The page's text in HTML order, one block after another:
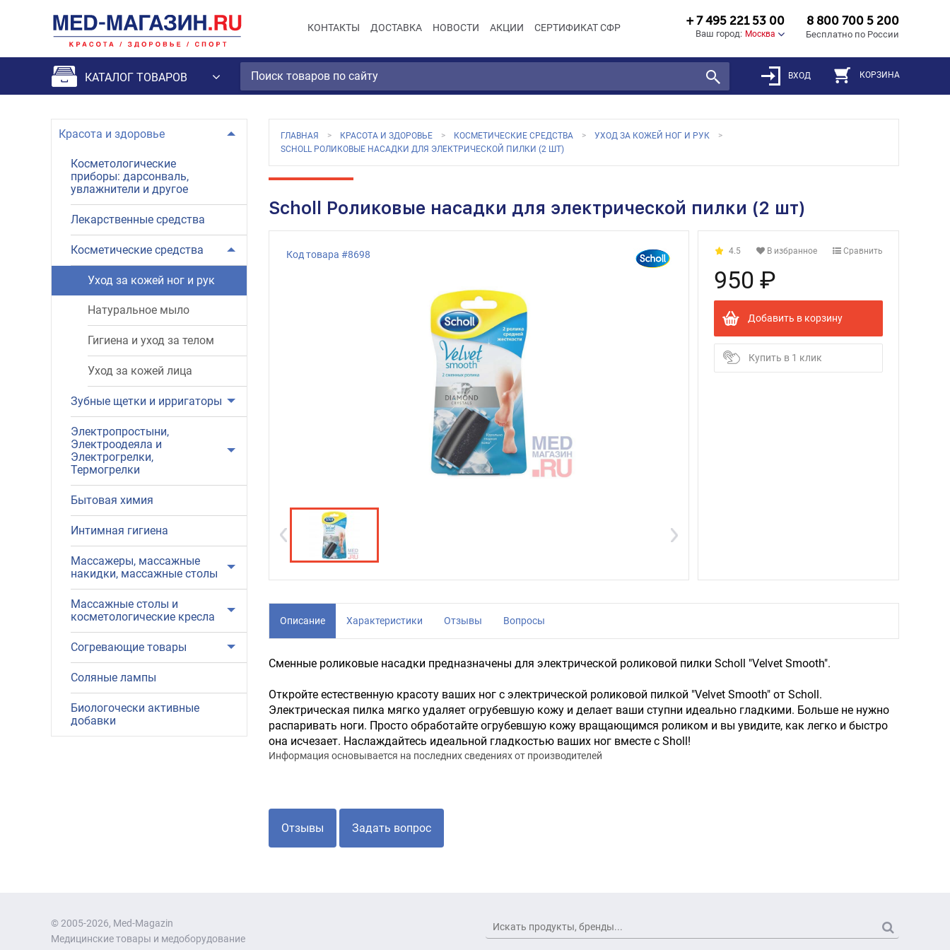
КОНТАКТЫ ДОСТАВКА НОВОСТИ АКЦИИ СЕРТИФИКАТ СФР
+ 7 495 221 53 00
Ваш город: Москва
8 800 700 5 200
Бесплатно по России
КАТАЛОГ ТОВАРОВ ВХОД КОРЗИНА
Красота и здоровье
Косметологические
приборы: дарсонваль,
увлажнители и другое
Лекарственные средства
Косметические средства
Уход за кожей ног и рук
Натуральное мыло
Гигиена и уход за телом
Уход за кожей лица
Зубные щетки и ирригаторы
Электропростыни,
Электроодеяла и
Электрогрелки,
Термогрелки
Бытовая химия
Интимная гигиена
Массажеры, массажные
накидки, массажные столы
Массажные столы и
косметологические кресла
Согревающие товары
Соляные лампы
Биологочески активные
добавки
ГЛАВНАЯ КРАСОТА И ЗДОРОВЬЕ КОСМЕТИЧЕСКИЕ СРЕДСТВА
УХОД ЗА КОЖЕЙ НОГ И РУК
SCHOLL РОЛИКОВЫЕ НАСАДКИ ДЛЯ ЭЛЕКТРИЧЕСКОЙ ПИЛКИ (2 ШТ)
Scholl Роликовые насадки для электрической пилки (2 шт)
Код товара #8698 4.5 В избранное Сравнить
950 ₽
Добавить в корзину
Купить в 1 клик
Описание Характеристики Отзывы Вопросы
Сменные роликовые насадки предназначены для электрической роликовой пилки Sсholl "Velvet Smooth".
Откройте естественную красоту ваших ног с электрической роликовой пилкой "Velvet Smooth" от Sсholl.
Электрическая пилка мягко удаляет огрубевшую кожу и делает ваши ступни идеально гладкими. Больше не нужно
распаривать ноги. Просто обработайте огрубевшую кожу вращающимся роликом и вы увидите, как легко и быстро
она исчезает. Наслаждайтесь идеальной гладкостью ваших ног вместе с Sholl!
Информация основывается на последних сведениях от производителей
Отзывы Задать вопрос
© 2005-2026, Med-Magazin
Медицинские товары и медоборудование